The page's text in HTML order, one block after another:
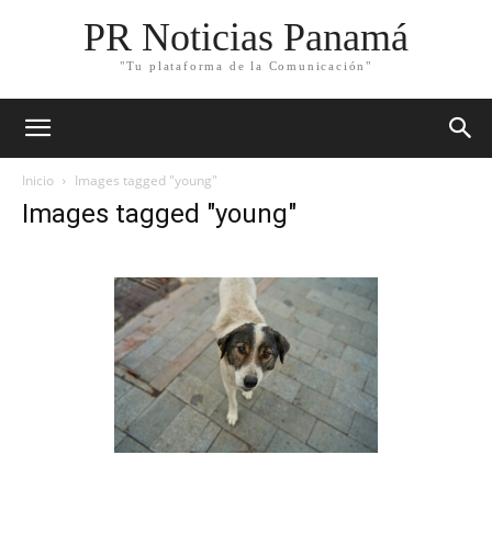
PR Noticias Panamá
"Tu plataforma de la Comunicación"
Inicio Images tagged "young"
Images tagged "young"